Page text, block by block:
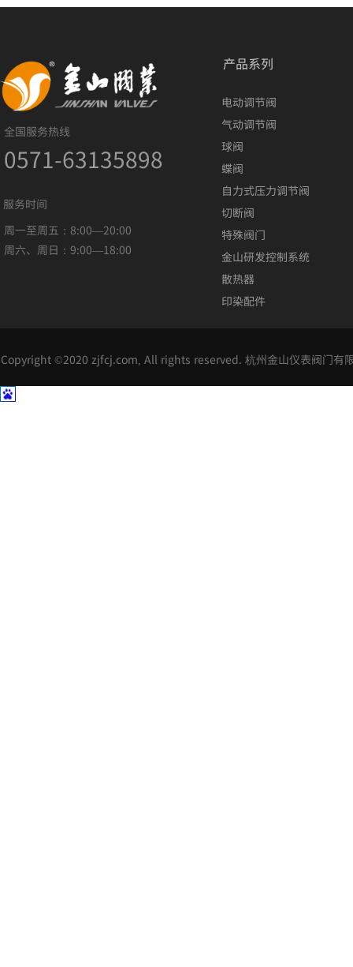
全国服务热线
0571-63135898
服务时间
周一至周五：8:00—20:00
周六、周日：9:00—18:00
产品系列
电动调节阀
气动调节阀
球阀
蝶阀
自力式压力调节阀
切断阀
特殊阀门
金山研发控制系统
散热器
印染配件
Copyright ©2020 zjfcj.com, All rights reserved. 杭州金山仪表阀门有